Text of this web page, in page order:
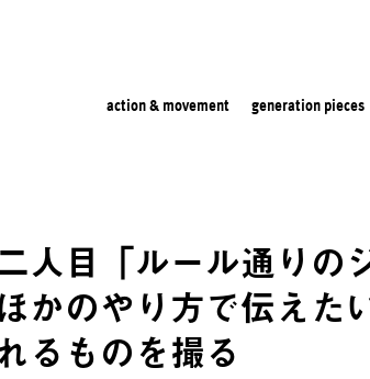
action & movement generation pieces
人目「ルール通りの
かのやり方で伝えた
るものを撮る